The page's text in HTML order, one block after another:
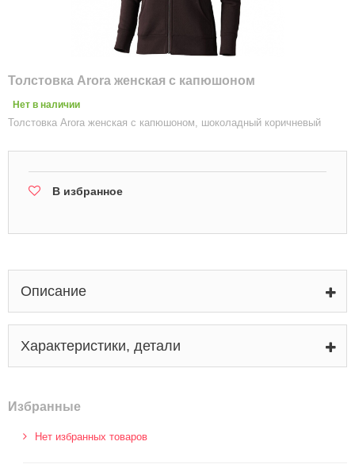
Толстовка Arora женская с капюшоном
Нет в наличии
Толстовка Arora женская с капюшоном, шоколадный коричневый
В избранное
Описание
Характеристики, детали
Избранные
Нет избранных товаров